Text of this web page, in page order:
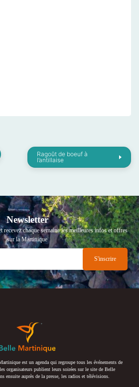
Ragoût de boeuf à
l’antillaise
Newsletter
recevez chaque semaine les meilleures infos et offres
sur la Martinique
est un agenda qui regroupe tous les événements de
organisateurs publient leurs soirées sur le site de Belle
ensuite auprès de la presse, les radios et télévisions.